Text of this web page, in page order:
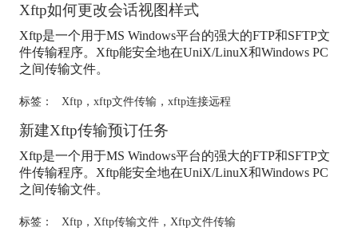
Xftp如何更改会话视图样式
Xftp是一个用于MS Windows平台的强大的FTP和SFTP文
件传输程序。 Xftp能安全地在UniX/LinuX和Windows PC
之间传输文件。
标签： Xftp， xftp文件传输， xftp连接远程
新建Xftp传输预订任务
Xftp是一个用于MS Windows平台的强大的FTP和SFTP文
件传输程序。 Xftp能安全地在UniX/LinuX和Windows PC
之间传输文件。
标签： Xftp， Xftp传输文件， Xftp文件传输